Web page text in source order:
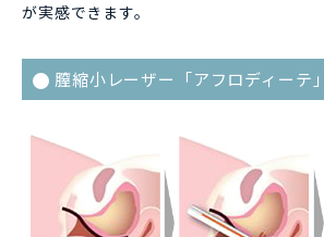
が実感できます。
膣縮小レーザー「アフロディーテ」